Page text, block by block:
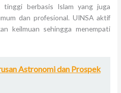
tinggi berbasis Islam yang juga
dan profesional. UINSA aktif
keilmuan sehingga menempati
Astronomi dan Prospek